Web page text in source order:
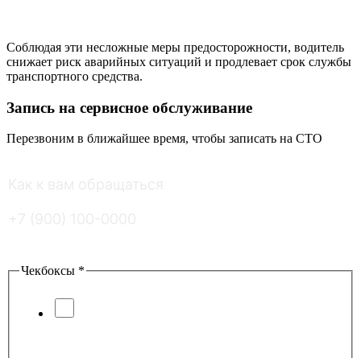
Соблюдая эти несложные меры предосторожности, водитель
снижает риск аварийных ситуаций и продлевает срок службы
транспортного средства.
Запись на сервисное обслуживание
Перезвоним в ближайшее время, чтобы записать на СТО
Чекбоксы *